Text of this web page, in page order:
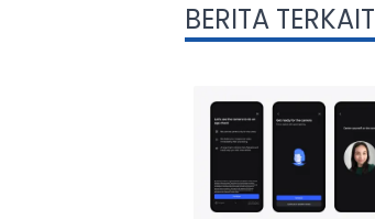
BERITA TERKAIT